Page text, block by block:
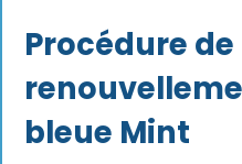
Procédure de
bleue Mint